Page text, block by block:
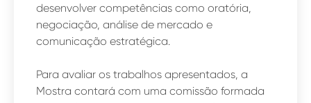
desenvolver competências como oratória,
negociação, análise de mercado e
comunicação estratégica.
Para avaliar os trabalhos apresentados, a
Mostra contará com uma comissão formada